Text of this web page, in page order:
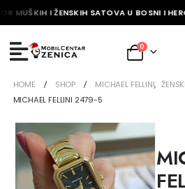
MUŠKIH I ŽENSKIH SATOVA U BOSNI I
0
HOME SHOP MICHAEL FELLINI,
MICHAEL FELLINI 2479-5